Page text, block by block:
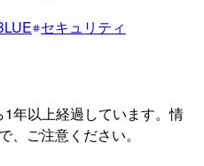
セキュリティ
年以上経過しています。情
、ご注意ください。